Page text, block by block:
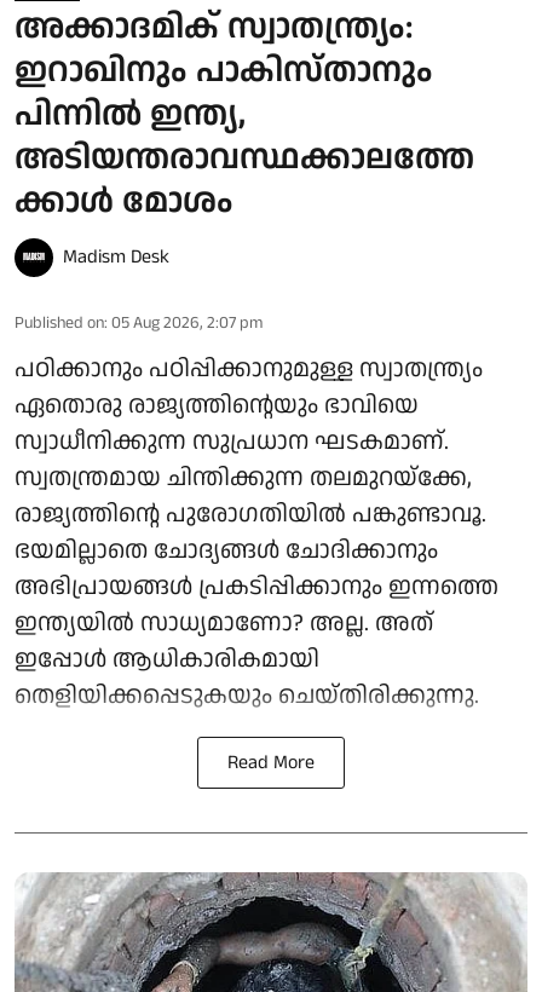
അക്കാദമിക് സ്വാതന്ത്യ്രം:
ഇറാഖിനും പാകിസ്താനും
പിന്നിൽ ഇന്ത്യ,
അടിയന്തരാവസ്ഥക്കാലത്തേ
ക്കാൾ മോശം
Madism Desk
Published on: 05 Aug 2026, 2:07 pm
പഠിക്കാനും പഠിപ്പിക്കാനുമുള്ള സ്വാതന്ത്ര്യം
ഏതൊരു രാജ്യത്തിന്റെയും ഭാവിയെ
സ്വാധീനിക്കുന്ന സുപ്രധാന ഘടകമാണ്.
സ്വതന്ത്രമായ ചിന്തിക്കുന്ന തലമുറയ്ക്കേ,
രാജ്യത്തിന്റെ പുരോഗതിയിൽ പങ്കുണ്ടാവൂ.
ഭയമില്ലാതെ ചോദ്യങ്ങൾ ചോദിക്കാനും
അഭിപ്രായങ്ങൾ പ്രകടിപ്പിക്കാനും ഇന്നത്തെ
ഇന്ത്യയിൽ സാധ്യമാണോ? അല്ല. അത്
ഇപ്പോൾ ആധികാരികമായി
തെളിയിക്കപ്പെടുകയും ചെയ്തിരിക്കുന്നു.
Read More